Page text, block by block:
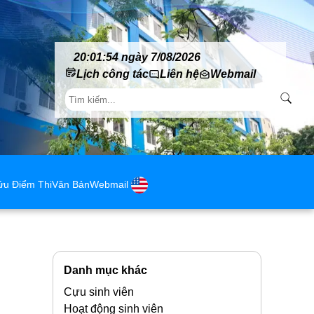
20:01:54 ngày 7/08/2026
Lịch công tác
Liên hệ Webmail
Điểm ThiVăn BảnWebmail
Danh mục khác
Cựu sinh viên
Hoạt động sinh viên